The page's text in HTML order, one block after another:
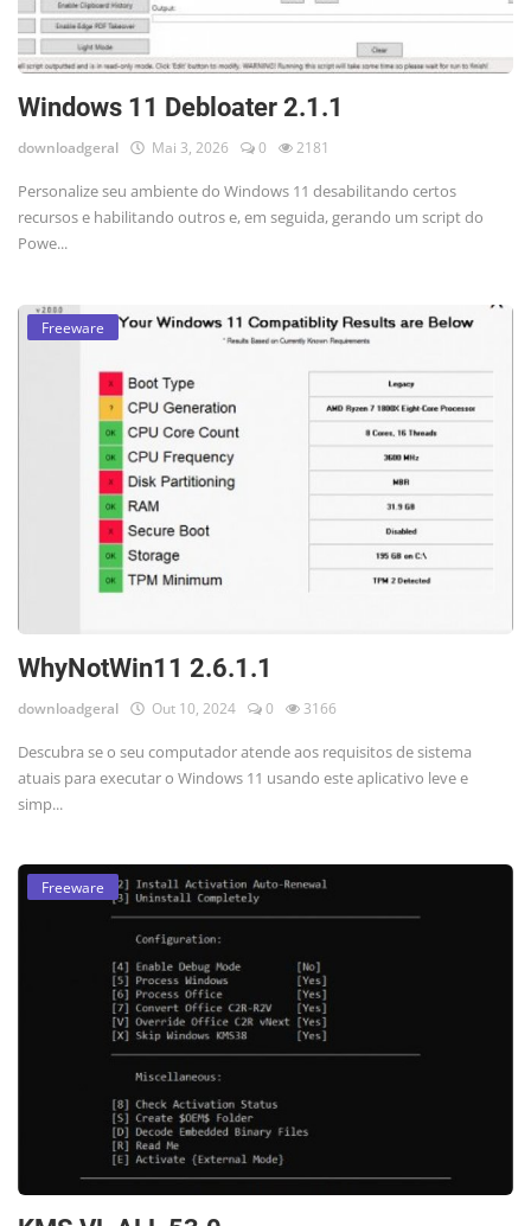
Windows 11 Debloater 2.1.1
downloadgeral Mai 3, 2026 0 2181
Personalize seu ambiente do Windows 11 desabilitando certos
recursos e habilitando outros e, em seguida, gerando um script do
Powe...
Freeware
WhyNotWin11 2.6.1.1
downloadgeral Out 10, 2024 0 3166
Descubra se o seu computador atende aos requisitos de sistema
atuais para executar o Windows 11 usando este aplicativo leve e
simp...
Freeware